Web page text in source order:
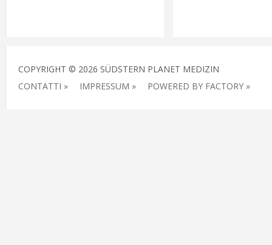
COPYRIGHT © 2026 SÜDSTERN PLANET MEDIZIN
CONTATTI »
IMPRESSUM » POWERED BY FACTORY »